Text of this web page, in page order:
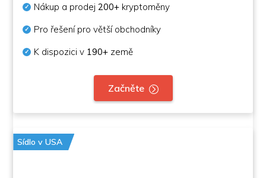
Nákup a prodej200+ kryptoměny
Pro řešení pro větší obchodníky
K dispozici v 190+ země
Začněte
Sídlo v USA